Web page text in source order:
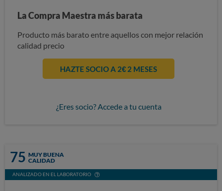
La Compra Maestra más barata
Producto más barato entre aquellos con mejor relación
calidad precio
HAZTE SOCIO A 2€ 2 MESES
¿Eres socio? Accede a tu cuenta
75 MUY BUENA
CALIDAD
ANALIZADO EN EL LABORATORIO